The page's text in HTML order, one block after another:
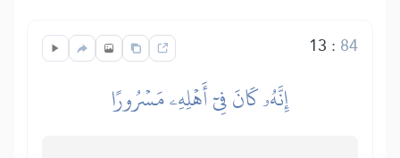
13 : 84
إِنَّهُۥ كَانَ فِيٓ أَهۡلِهِۦ مَسۡرُورًا